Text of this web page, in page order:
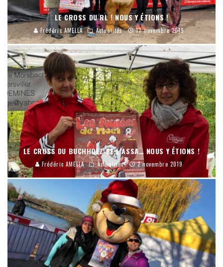
LE CROSS DU RL ! NOUS Y ÉTIONS !
Frédéric AMELLA Actualités 17 novembre 2019
LE CROSS DU BUCHHOLZ DE L’ASSA… NOUS Y ÉTIONS !
Frédéric AMELLA Actualités 2 novembre 2019